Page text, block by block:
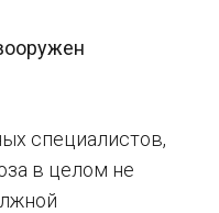
специалистов,
в целом не